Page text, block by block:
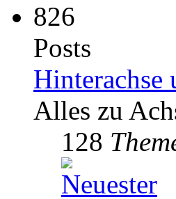
826
Posts
Hinterachse
Alles zu
128